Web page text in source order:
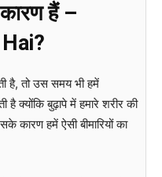
कारण हैं–
है, तो उस समय भी हमें
है क्योंकि बुढ़ापे में हमारे शरीर की
कारण हमें ऐसी बीमारियों का